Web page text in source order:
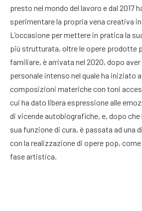
presto nel mondo del lavoro e dal 2017
sperimentare la propria vena creativa
L’occasione per mettere in pratica la
più strutturata, oltre le opere prodotte
familiare, è arrivata nel 2020, dopo
personale intenso nel quale ha iniziato
composizioni materiche con toni
cui ha dato libera espressione alle
di vicende autobiografiche, e, dopo che
sua funzione di cura, è passata ad una
con la realizzazione di opere pop,
fase artistica.